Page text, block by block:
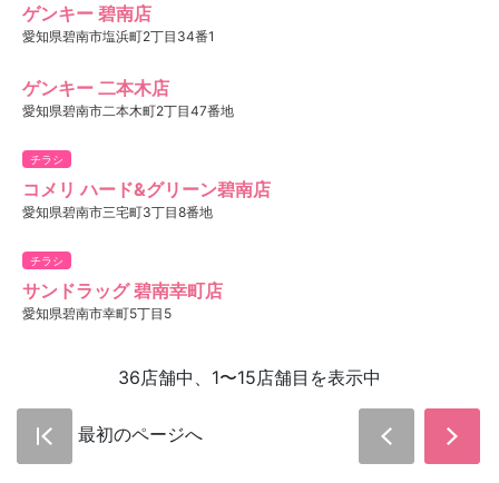
ゲンキー 碧南店
愛知県碧南市塩浜町2丁目34番1
ゲンキー 二本木店
愛知県碧南市二本木町2丁目47番地
チラシ
コメリ ハード&グリーン碧南店
愛知県碧南市三宅町3丁目8番地
チラシ
サンドラッグ 碧南幸町店
愛知県碧南市幸町5丁目5
36店舗中、1〜15店舗目を表示中
最初のページへ